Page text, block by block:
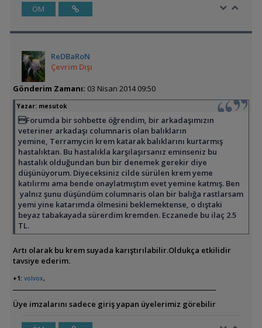
ÖM
ReDBaRoN
Çevrim Dışı
Gönderim Zamanı: 03 Nisan 2014 09:50
Yazar: mesutok
Forumda bir sohbette öğrendim, bir arkadaşımızın
veteriner arkadaşı columnaris olan balıkların
yemine, Terramycin krem katarak balıklarını kurtarmış
hastalıktan. Bu hastalıkla karşılaşırsanız eminseniz bu
hastalık olduğundan bun bir denemek gerekir diye
düşünüyorum. Diyeceksiniz cilde sürülen krem yeme
katılırmı ama bende onaylatmıştım evet yemine katmış. Ben
yalnız şunu düşündüm columnaris olan bir balığa rastlarsam
yemi yine katarımda ölmesini beklemektense, o dıştaki
beyaz tabakayada sürerdim kremden. Eczanede bu ilaç 2.5
TL.
Artı olarak bu krem suyada karıştırılabilir.Oldukça etkilidir
tavsiye ederim.
+1: volvox,
Üye imzalarını sadece giriş yapan üyelerimiz görebilir